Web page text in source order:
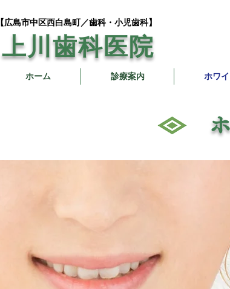
【広島市中区西白島町／歯科・小児歯科】
上川歯科医院
ホーム 診療案内 ホワ